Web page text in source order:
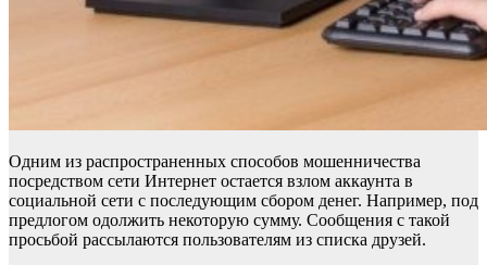
Одним из распространенных способов мошенничества
посредством сети Интернет остается взлом аккаунта в
социальной сети с последующим сбором денег. Например, под
предлогом одолжить некоторую сумму. Сообщения с такой
просьбой рассылаются пользователям из списка друзей.